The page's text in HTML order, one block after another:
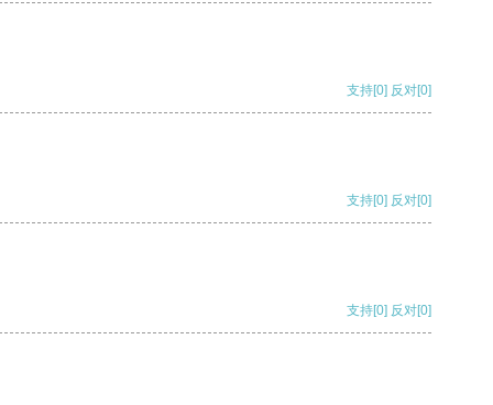
支持[0] 反对[0]
支持[0] 反对[0]
支持[0] 反对[0]